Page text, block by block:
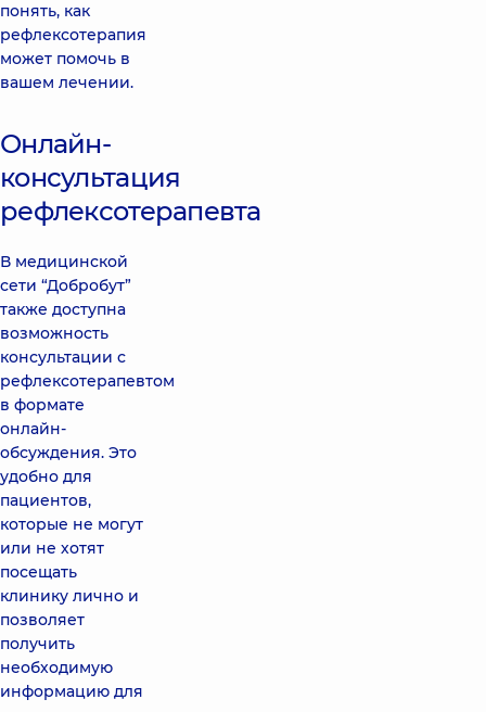
понять, как
рефлексотерапия
может помочь в
вашем лечении.
Онлайн-
консультация
рефлексотерапевта
В медицинской
сети “Добробут”
также доступна
возможность
консультации с
рефлексотерапевтом
в формате
онлайн-
обсуждения. Это
удобно для
пациентов,
которые не могут
или не хотят
посещать
клинику лично и
позволяет
получить
необходимую
информацию для